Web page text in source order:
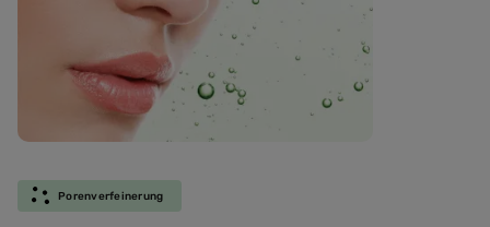
Porenverfeinerung